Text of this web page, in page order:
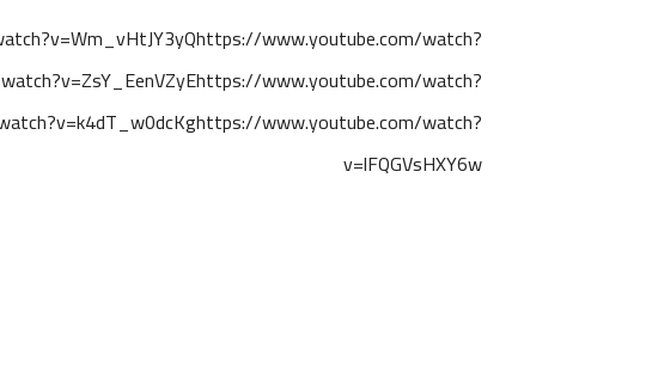
www.youtube.com/watch?
www.youtube.com/watch?
www.youtube.com/watch?
v=lFQGVsHXY6w